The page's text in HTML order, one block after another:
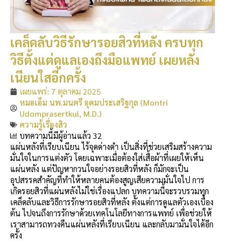
เคล็ดลับวิธีรักษารอยสิวที่หลัง ครบทุก
วิธีตั้งแต่ดูแลเองถึงมือแพทย์ เผยหลัง
เนียนใสอีกครั้ง
เผยแพร่: 7 ตุลาคม 2025
หมอเอ็ม นพ.มนตรี อุดมประเสริฐกุล (Montri
Udomprasertkul, M.D.)
ความรู้เรื่องสิว
บทความนี้มีผู้อ่านแล้ว 32
แผ่นหลังที่เรียบเนียน ไร้จุดด่างดำ เป็นสิ่งที่ช่วยเสริมสร้างความ
มั่นใจในการแต่งตัว โดยเฉพาะเมื่อต้องใส่เสื้อผ้าที่เผยให้เห็น
แผ่นหลัง แต่ปัญหากวนใจอย่างรอยสิวที่หลัง ก็มักจะเป็น
อุปสรรคสำคัญที่ทำให้หลายคนต้องสูญเสียความมั่นใจไป การ
เกิดรอยสิวที่แผ่นหลังไม่ใช่เรื่องแปลก บทความนี้จะรวบรวมทุก
เคล็ดลับและวิธีการรักษารอยสิวที่หลัง ตั้งแต่การดูแลตัวเองเบื้อง
ต้น ไปจนถึงการรักษาด้วยเทคโนโลยีทางการแพทย์ เพื่อช่วยให้
เราสามารถทวงคืนแผ่นหลังที่เรียบเนียน และกลับมามั่นใจได้อีก
ครั้ง